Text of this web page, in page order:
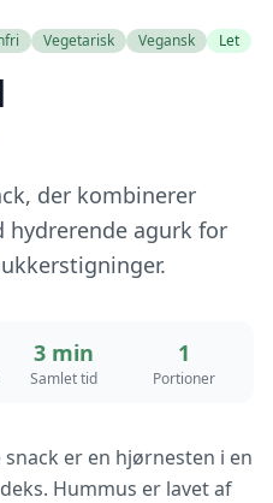
Vegetarisk Vegansk Let
der kombinerer
agurk for
3 min
Samlet tid
1
Portioner
er en hjørnesten i en
Hummus er lavet af